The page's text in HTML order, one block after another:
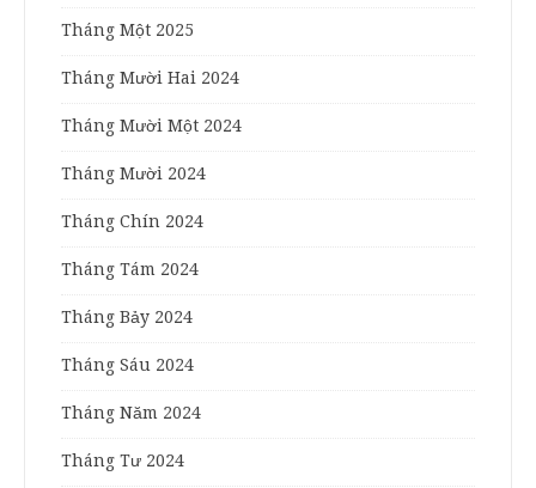
Tháng Một 2025
Tháng Mười Hai 2024
Tháng Mười Một 2024
Tháng Mười 2024
Tháng Chín 2024
Tháng Tám 2024
Tháng Bảy 2024
Tháng Sáu 2024
Tháng Năm 2024
Tháng Tư 2024